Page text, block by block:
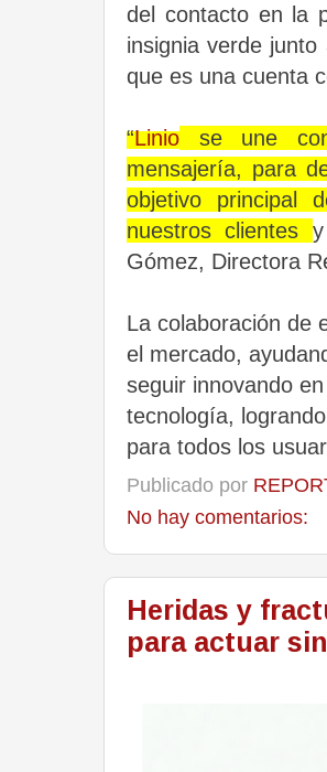
del contacto en la
insignia verde junto
que es una cuenta
“Linio se une
mensajería, para
objetivo principal
nuestros clientes
Gómez, Directora
La colaboración de
el mercado,
seguir innovando
tecnología,
para todos los
Publicado por
No hay comentarios:
Heridas y
para actuar